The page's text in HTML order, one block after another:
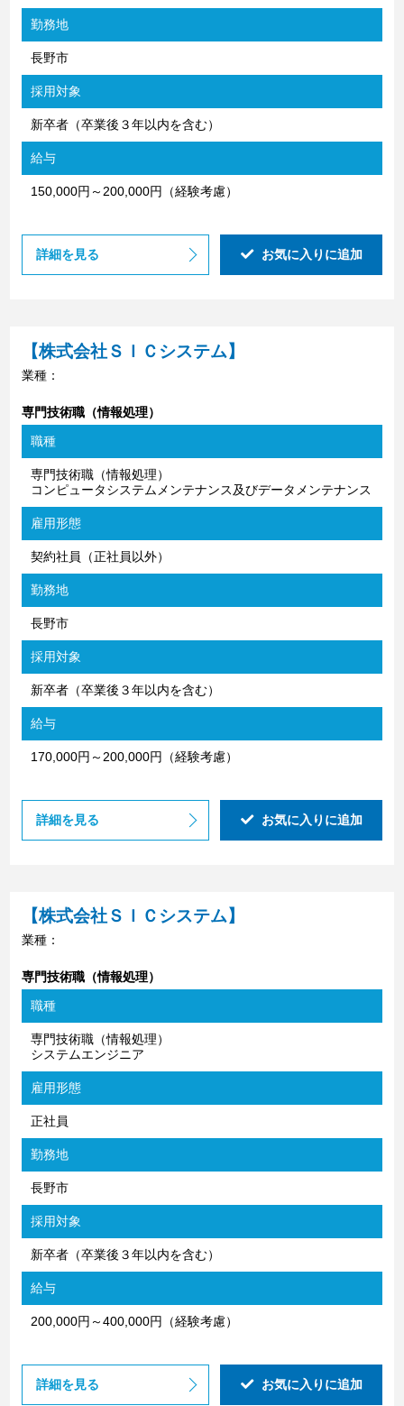
勤務地
長野市
採用対象
新卒者（卒業後３年以内を含む）
給与
150,000円～200,000円（経験考慮）
詳細を見る お気に入りに追加
【株式会社ＳＩＣシステム】
業種：
専門技術職（情報処理）
職種
専門技術職（情報処理）
コンピュータシステムメンテナンス及びデータメンテナンス
雇用形態
契約社員（正社員以外）
勤務地
長野市
採用対象
新卒者（卒業後３年以内を含む）
給与
170,000円～200,000円（経験考慮）
詳細を見る お気に入りに追加
【株式会社ＳＩＣシステム】
業種：
専門技術職（情報処理）
職種
専門技術職（情報処理）
システムエンジニア
雇用形態
正社員
勤務地
長野市
採用対象
新卒者（卒業後３年以内を含む）
給与
200,000円～400,000円（経験考慮）
詳細を見る お気に入りに追加